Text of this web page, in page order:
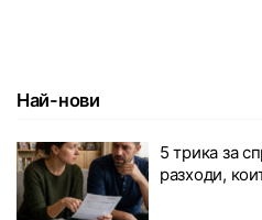
Най-нови
5 трика за
разходи,